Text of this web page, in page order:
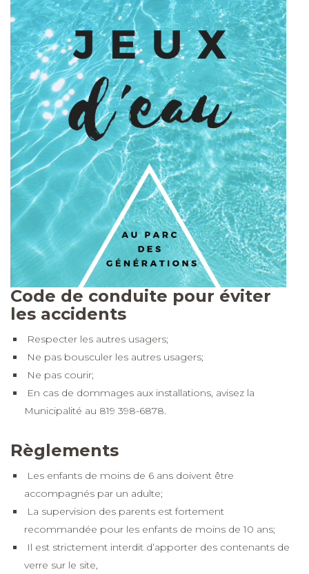
Code de conduite pour éviter
les accidents
Respecter les autres usagers;
Ne pas bousculer les autres usagers;
Ne pas courir;
En cas de dommages aux installations, avisez la
Municipalité au 819 398-6878.
Règlements
Les enfants de moins de 6 ans doivent être
accompagnés par un adulte;
La supervision des parents est fortement
recommandée pour les enfants de moins de 10 ans;
Il est strictement interdit d’apporter des contenants de
verre sur le site,